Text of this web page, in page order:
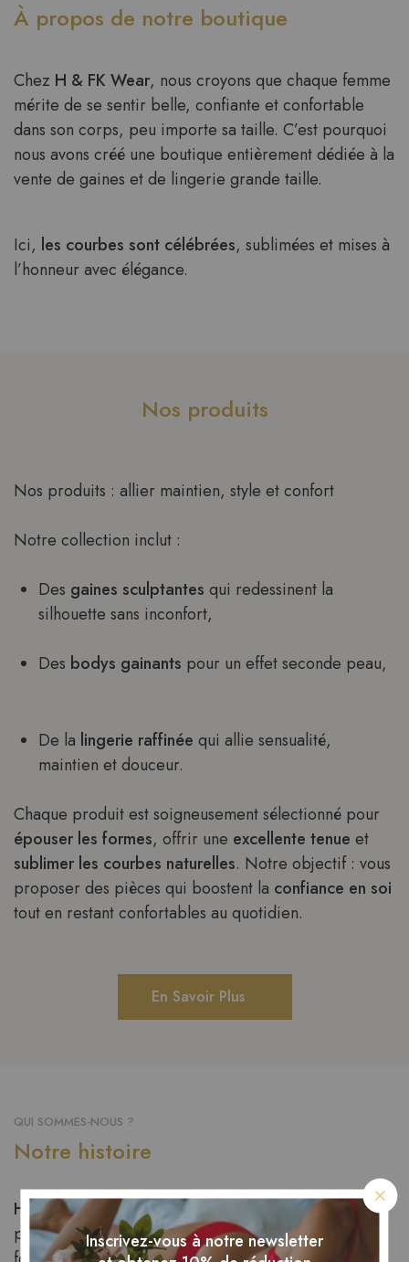
À propos de notre boutique
Chez H & FK Wear, nous croyons que chaque femme
mérite de se sentir belle, confiante et confortable
dans son corps, peu importe sa taille. C’est pourquoi
nous avons créé une boutique entièrement dédiée à la
vente de gaines et de lingerie grande taille.
Ici, les courbes sont célébrées, sublimées et mises à
l’honneur avec élégance.
Nos produits
Nos produits : allier maintien, style et confort
Notre collection inclut :
Des gaines sculptantes qui redessinent la
silhouette sans inconfort,
Des bodys gainants pour un effet seconde peau,
De la lingerie raffinée qui allie sensualité,
maintien et douceur.
Chaque produit est soigneusement sélectionné pour
épouser les formes, offrir une excellente tenue et
sublimer les courbes naturelles. Notre objectif : vous
proposer des pièces qui boostent la confiance en soi
tout en restant confortables au quotidien.
En Savoir Plus
QUI SOMMES-NOUS ?
Notre histoire
H & FK Wear
est née de la volonté d’une équipe
passionnée par la mode inclusive et le bien-être
Inscrivez-vous à notre newsletter